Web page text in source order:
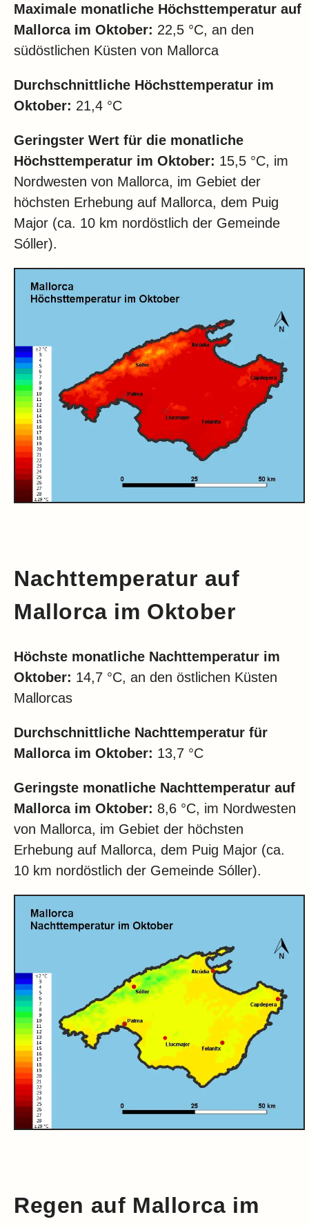
Maximale monatliche Höchsttemperatur auf
Mallorca im Oktober: 22,5 °C, an den
südöstlichen Küsten von Mallorca
Durchschnittliche Höchsttemperatur im
Oktober: 21,4 °C
Geringster Wert für die monatliche
Höchsttemperatur im Oktober: 15,5 °C, im
Nordwesten von Mallorca, im Gebiet der
höchsten Erhebung auf Mallorca, dem Puig
Major (ca. 10 km nordöstlich der Gemeinde
Sóller).
Nachttemperatur auf
Mallorca im Oktober
Höchste monatliche Nachttemperatur im
Oktober: 14,7 °C, an den östlichen Küsten
Mallorcas
Durchschnittliche Nachttemperatur für
Mallorca im Oktober: 13,7 °C
Geringste monatliche Nachttemperatur auf
Mallorca im Oktober: 8,6 °C, im Nordwesten
von Mallorca, im Gebiet der höchsten
Erhebung auf Mallorca, dem Puig Major (ca.
10 km nordöstlich der Gemeinde Sóller).
Regen auf Mallorca im